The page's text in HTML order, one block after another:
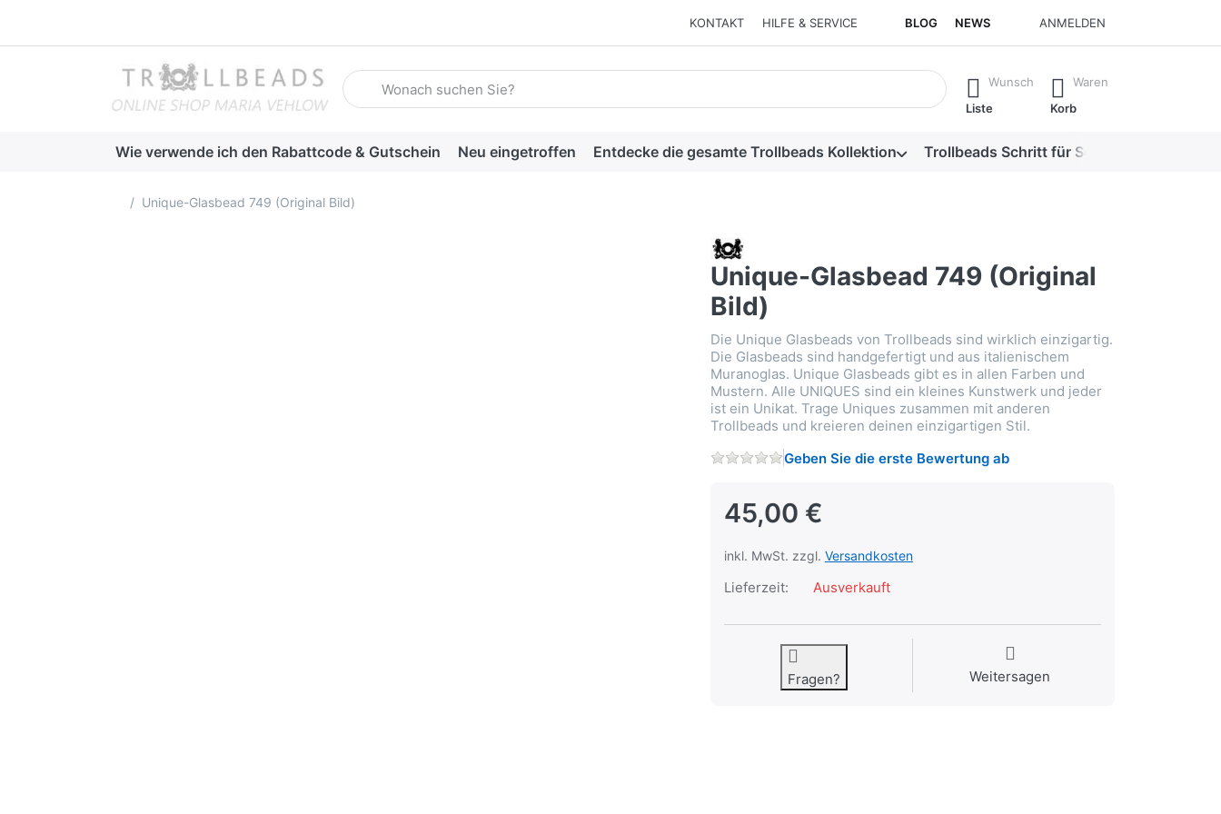
KONTAKT HILFE & SERVICE BLOG NEWS ANMELDEN
Geben Sie einen Suchbegriff ein. Während Sie tippen, erscheinen automatisch erste Ergebnisse. Drücken Sie die Eingabetaste, um alle
Wunsch
Liste
Waren
Korb
Wie verwende ich den Rabattcode & Gutschein Neu eingetroffen Entdecke die gesamte Trollbeads Kollektion Trollbeads Schritt für Schritt
Startseite
Unique-Glasbead 749 (Original Bild)
Unique-Glasbead 749 (Original
Bild)
Die Unique Glasbeads von Trollbeads sind wirklich einzigartig.
Die Glasbeads sind handgefertigt und aus italienischem
Muranoglas. Unique Glasbeads gibt es in allen Farben und
Mustern. Alle UNIQUES sind ein kleines Kunstwerk und jeder
ist ein Unikat. Trage Uniques zusammen mit anderen
Trollbeads und kreieren deinen einzigartigen Stil.
Geben Sie die erste Bewertung ab
45,00 €
inkl. MwSt. zzgl. Versandkosten
Lieferzeit: Ausverkauft
Fragen? Weitersagen